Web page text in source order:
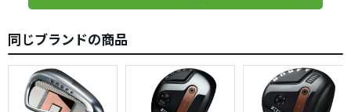
同じブランドの商品